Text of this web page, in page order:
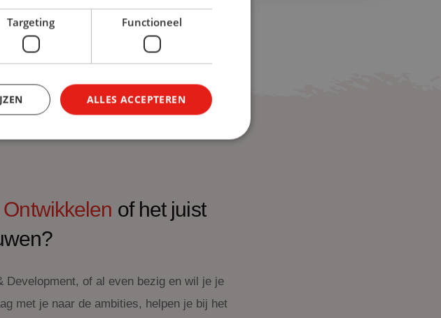
of het juist
Development, of al even bezig en wil je je
met je naar de ambities, helpen je bij het
Targeting Functioneel
ALLES ACCEPTEREN